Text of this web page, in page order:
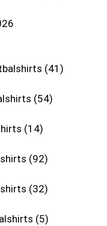
41
54
14
92
32
5